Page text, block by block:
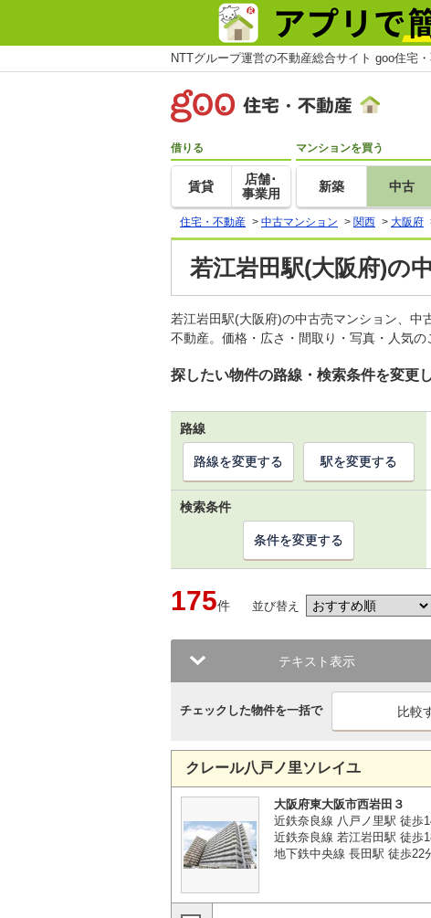
NTTグループ運営の不動産総合サイト goo住宅
借りる
賃貸
店舗･
事業用
マンションを買う
新築 中古
住宅・不動産 > 中古マンション > 関西 > 大阪府
若江岩田駅(大阪府)の
若江岩田駅(大阪府)の中古売マンション、中
不動産。価格・広さ・間取り・写真・人気
探したい物件の路線・検索条件を変更
路線
路線を変更する 駅を変更する
検索条件
条件を変更する
175件 並び替え
テキスト表示
チェックした物件を一括で
クレール八戸ノ里ソレイユ
大阪府東大阪市西岩田３
近鉄奈良線 八戸ノ里駅 徒歩
近鉄奈良線 若江岩田駅 徒歩
地下鉄中央線 長田駅 徒歩22